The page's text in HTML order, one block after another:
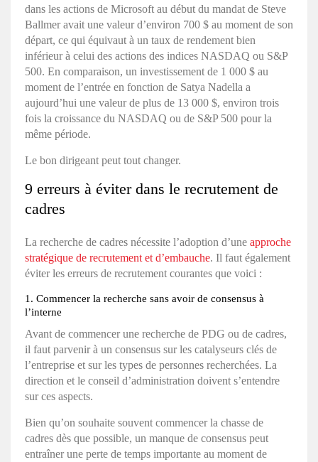
dans les actions de Microsoft au début du mandat de Steve
Ballmer avait une valeur d’environ 700 $ au moment de son
départ, ce qui équivaut à un taux de rendement bien
inférieur à celui des actions des indices NASDAQ ou S&P
500. En comparaison, un investissement de 1 000 $ au
moment de l’entrée en fonction de Satya Nadella a
aujourd’hui une valeur de plus de 13 000 $, environ trois
fois la croissance du NASDAQ ou de S&P 500 pour la
même période.
Le bon dirigeant peut tout changer.
9 erreurs à éviter dans le recrutement de
cadres
La recherche de cadres nécessite l’adoption d’une approche
stratégique de recrutement et d’embauche. Il faut également
éviter les erreurs de recrutement courantes que voici :
1. Commencer la recherche sans avoir de consensus à
l’interne
Avant de commencer une recherche de PDG ou de cadres,
il faut parvenir à un consensus sur les catalyseurs clés de
l’entreprise et sur les types de personnes recherchées. La
direction et le conseil d’administration doivent s’entendre
sur ces aspects.
Bien qu’on souhaite souvent commencer la chasse de
cadres dès que possible, un manque de consensus peut
entraîner une perte de temps importante au moment de